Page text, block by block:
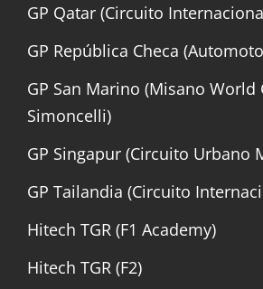
GP Qatar (Circuito
GP República Checa
GP San Marino (Misano World
Simoncelli)
GP Singapur (Circuito Urbano
GP Tailandia (Circuito
Hitech TGR (F1 Academy)
Hitech TGR (F2)